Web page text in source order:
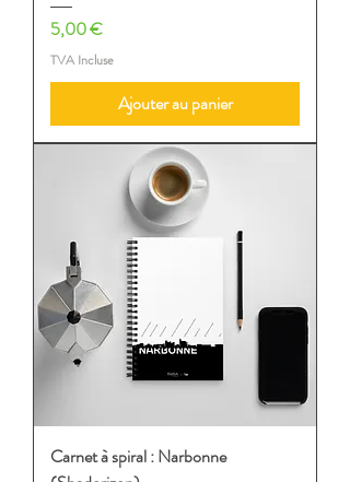
Prix
5,00 €
TVA Incluse
Ajouter au panier
Carnet à spiral : Narbonne